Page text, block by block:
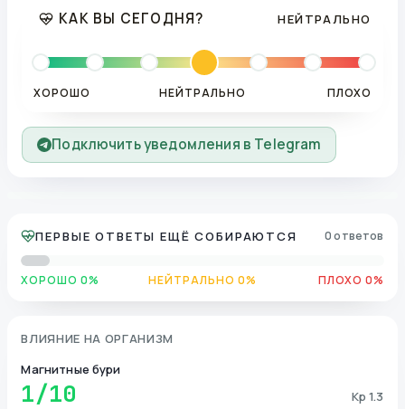
КАК ВЫ СЕГОДНЯ? НЕЙТРАЛЬНО
ХОРОШО НЕЙТРАЛЬНО ПЛОХО
Подключить уведомления в Telegram
ПЕРВЫЕ ОТВЕТЫ ЕЩЁ СОБИРАЮТСЯ 0 ответов
ХОРОШО 0% НЕЙТРАЛЬНО 0% ПЛОХО 0%
ВЛИЯНИЕ НА ОРГАНИЗМ
Магнитные бури
1/10 Kp 1.3